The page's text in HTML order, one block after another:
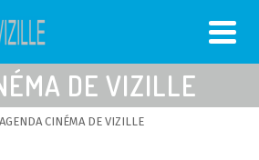
DE VIZILLE
AGENDA CINÉMA DE VIZILLE